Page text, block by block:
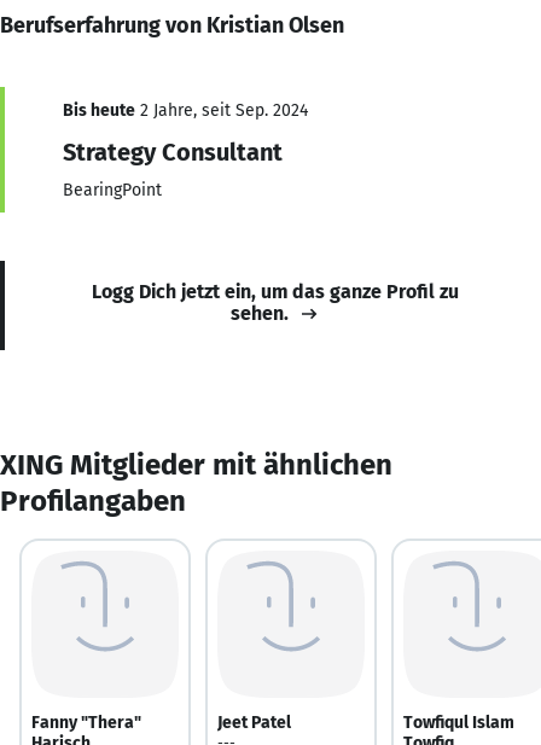
Berufserfahrung von Kristian Olsen
Bis heute 2 Jahre, seit Sep. 2024
Strategy Consultant
BearingPoint
Logg Dich jetzt ein, um das ganze Profil zu
sehen.
XING Mitglieder mit ähnlichen
Profilangaben
Fanny "Thera"
Jeet Patel
Towfiqul Islam